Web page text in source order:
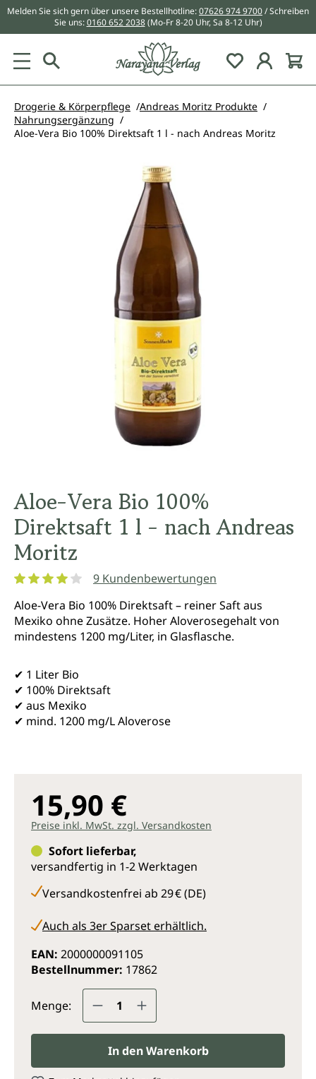
springen
Melden Sie sich gern über unsere Bestellhotline:07626 974 9700/ Schreiben
Sie uns:0160 652 2038 (Mo-Fr 8-20 Uhr, Sa 8-12 Uhr)
Du hast 0
Drogerie & Körperpflege
Andreas Moritz Produkte
Nahrungsergänzung
Aloe-Vera Bio 100% Direktsaft 1 l - nach Andreas Moritz
Bildergalerie überspringen
Aloe-Vera Bio 100%
Direktsaft 1 l - nach Andreas
Moritz
9 Kundenbewertungen
Aloe-Vera Bio 100% Direktsaft – reiner Saft aus
Mexiko ohne Zusätze. Hoher Aloverosegehalt von
mindestens 1200 mg/Liter, in Glasflasche.
✔ 1 Liter Bio
✔ 100% Direktsaft
✔ aus Mexiko
✔ mind. 1200 mg/L Aloverose
15,90 €
Preise inkl. MwSt. zzgl. Versandkosten
Sofort lieferbar,
versandfertig in 1-2 Werktagen
Versandkostenfrei ab 29 € (DE)
Auch als 3er Sparset erhältlich.
EAN: 2000000091105
Bestellnummer: 17862
Menge: Produkt Anzahl: Gib den
In den Warenkorb